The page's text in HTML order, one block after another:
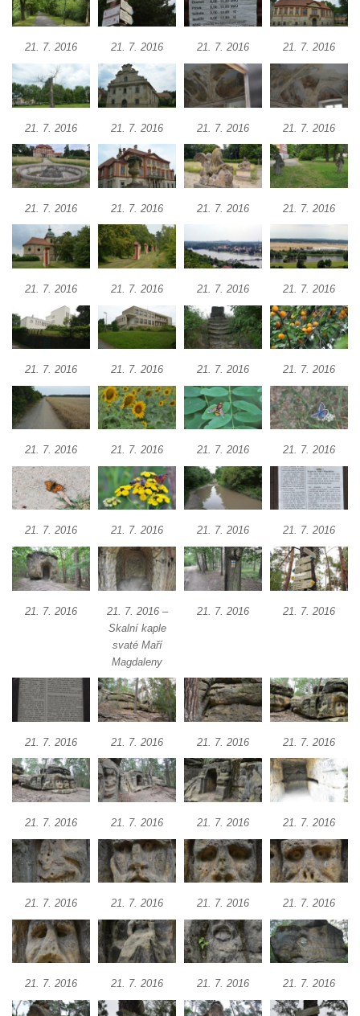
21. 7. 2016 21. 7. 2016 21. 7. 2016 21. 7. 2016
21. 7. 2016 21. 7. 2016 21. 7. 2016 21. 7. 2016
21. 7. 2016 21. 7. 2016 21. 7. 2016 21. 7. 2016
21. 7. 2016 21. 7. 2016 21. 7. 2016 21. 7. 2016
21. 7. 2016 21. 7. 2016 21. 7. 2016 21. 7. 2016
21. 7. 2016 21. 7. 2016 21. 7. 2016 21. 7. 2016
21. 7. 2016 21. 7. 2016 21. 7. 2016 21. 7. 2016
21. 7. 2016
21. 7. 2016 –
Skalní kaple
svaté Maří
Magdaleny
21. 7. 2016 21. 7. 2016
21. 7. 2016 21. 7. 2016 21. 7. 2016 21. 7. 2016
21. 7. 2016 21. 7. 2016 21. 7. 2016 21. 7. 2016
21. 7. 2016 21. 7. 2016 21. 7. 2016 21. 7. 2016
21. 7. 2016 21. 7. 2016 21. 7. 2016 21. 7. 2016